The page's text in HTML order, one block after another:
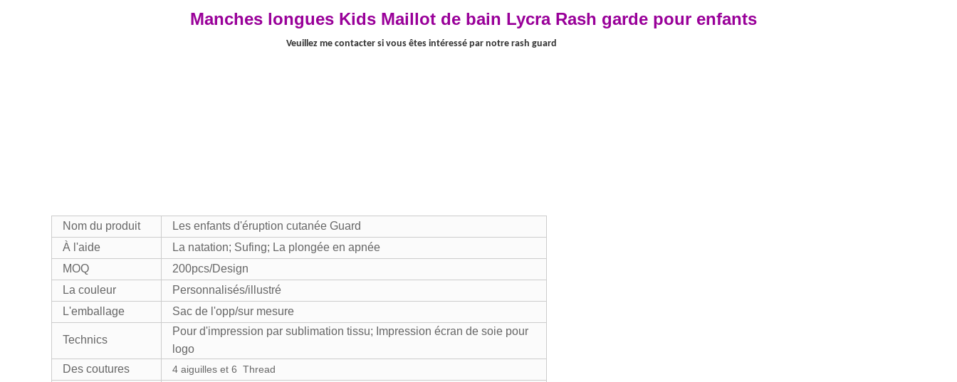
Manches longues Kids Maillot de bain Lycra Rash garde pour enfants
Veuillez me contacter si vous êtes intéressé par notre rash guard
Nom du produit
Les enfants d'éruption cutanée Guard
À l'aide
La natation; Sufing; La plongée en apnée
MOQ
200pcs/Design
La couleur
Personnalisés/illustré
L'emballage
Sac de l'opp/sur mesure
Technics
Pour d'impression par sublimation tissu; Impression écran de soie pour
logo
Des coutures
4 aiguilles et 6 Thread